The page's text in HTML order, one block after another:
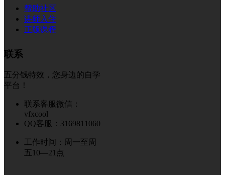
帮助社区
讲师入住
正版课程
联系
五分钱特效，您身边的自学
平台！
联系客服微信：
vfxcool
QQ客服：3169811060
工作时间：周一至周
五10—21点